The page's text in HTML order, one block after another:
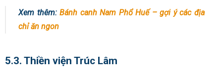
Xem thêm:Bánh canh Nam Phổ Huế – gợi ý các địa
chỉ ăn ngon
5.3. Thiền viện Trúc Lâm